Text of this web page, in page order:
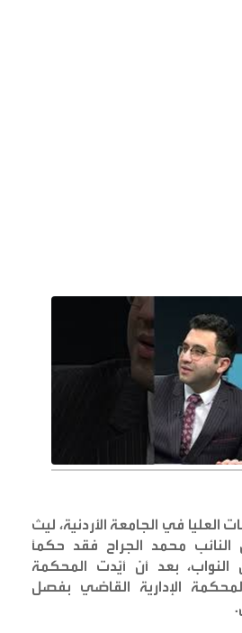
العليا في الجامعة الأردنية، ليث
النائب محمد الجراح فقد حكمًا
بعد أن أيّدت المحكمة
المحكمة الإدارية القاضي بفصل
.